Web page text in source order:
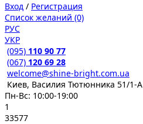
Вход / Регистрация
Список желаний (0)
РУС
УКР
(095) 110 90 77
(067) 120 69 28
welcome@shine-bright.com.ua
Киев, Василия Тютюнника 51/1-А
Пн-Вс: 10:00-19:00
1
33577